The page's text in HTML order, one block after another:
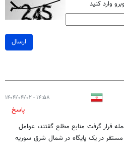
وارد کنید
ارسال
۱۴:۵۸ - ۱۴۰۴/۰۴/۰۲
پاسخ
قرار گرفت منابع مطلع گفتند، عوامل
مستقر در یک پایگاه در شمال شرق سوریه